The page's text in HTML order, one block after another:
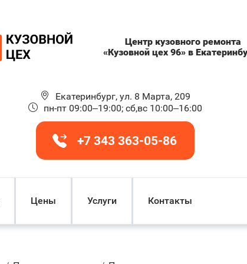
Центр кузовного ремонта
«Кузовной цех 96» в
Екатеринбург, ул. 8 Марта, 209
пн-пт 09:00–19:00; сб,вс 10:00–16:00
+7 343 363-05-86
Цены Услуги Контакты